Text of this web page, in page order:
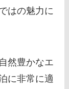
はの魅力に
然豊かなエ
に非常に適